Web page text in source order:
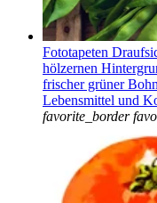
Fototapeten
hölzernen
frischer grüner
Lebensmittel und
favorite_border